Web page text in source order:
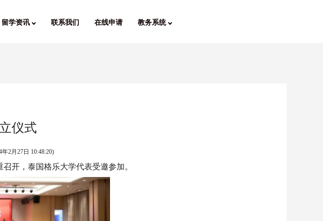
留学资讯 联系我们 在线申请 教务系统
仪式
年2月27日 10:48:20)
开，泰国格乐大学代表受邀参加。